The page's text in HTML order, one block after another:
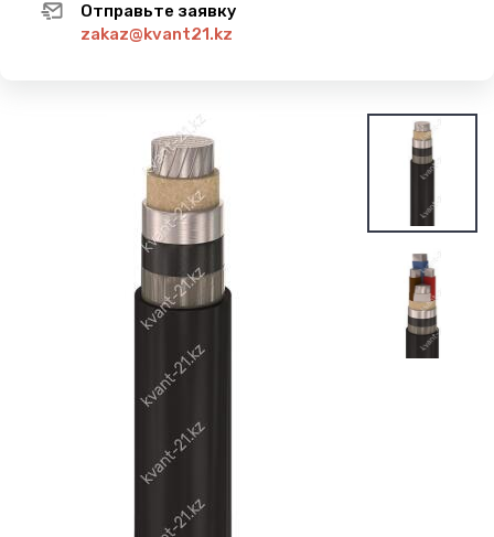
Отправьте заявку
zakaz@kvant21.kz